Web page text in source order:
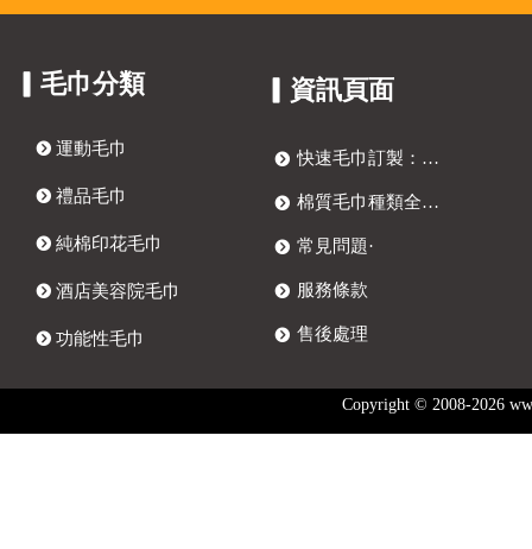
Copyright © 2008-2026
▎資訊頁面
뀹 快速毛巾訂製：四步打造獨特客製化毛巾
뀹 棉質毛巾種類全解析：訂製毛巾、提花毛巾與抗菌毛巾選購指南
뀹 常見問題·
뀹 服務條款
뀹 售後處理
▎毛巾分類
뀹 運動毛巾
뀹 禮品毛巾
뀹 純棉印花毛巾
뀹 酒店美容院毛巾
뀹 功能性毛巾